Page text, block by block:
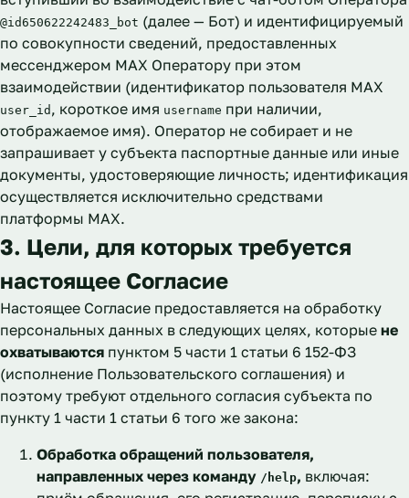
@id650622242483_bot (далее — Бот) и идентифицируемый
по совокупности сведений, предоставленных
мессенджером MAX Оператору при этом
взаимодействии (идентификатор пользователя MAX
user_id , короткое имя username при наличии,
отображаемое имя). Оператор не собирает и не
запрашивает у субъекта паспортные данные или иные
документы, удостоверяющие личность; идентификация
осуществляется исключительно средствами
платформы MAX.
3. Цели, для которых требуется
настоящее Согласие
Настоящее Согласие предоставляется на обработку
персональных данных в следующих целях, которые не
охватываются пунктом 5 части 1 статьи 6 152-ФЗ
(исполнение Пользовательского соглашения) и
поэтому требуют отдельного согласия субъекта по
пункту 1 части 1 статьи 6 того же закона:
Обработка обращений пользователя,
направленных через команду /help, включая: